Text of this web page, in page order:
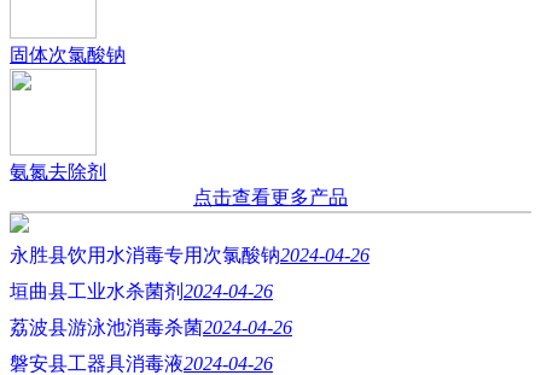
固体次氯酸钠
氨氮去除剂
点击查看更多产品
永胜县饮用水消毒专用次氯酸钠2024-04-26
垣曲县工业水杀菌剂 2024-04-26
荔波县游泳池消毒杀菌2024-04-26
磐安县工器具消毒液2024-04-26